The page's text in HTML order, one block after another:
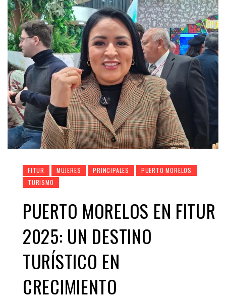
FITUR MUJERES PRINCIPALES
PUERTO MORELOS
TURISMO
PUERTO MORELOS EN FITUR
2025: UN DESTINO
TURÍSTICO EN
CRECIMIENTO